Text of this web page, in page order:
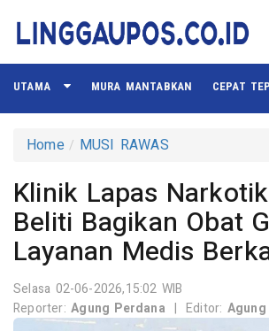
UTAMA MURA MANTABKAN CEPAT
Home MUSI RAWAS
Klinik Lapas
Beliti Bagikan Obat
Layanan Medis
Selasa 02-06-2026,15:02 WIB
Reporter:Agung Perdana | Editor: